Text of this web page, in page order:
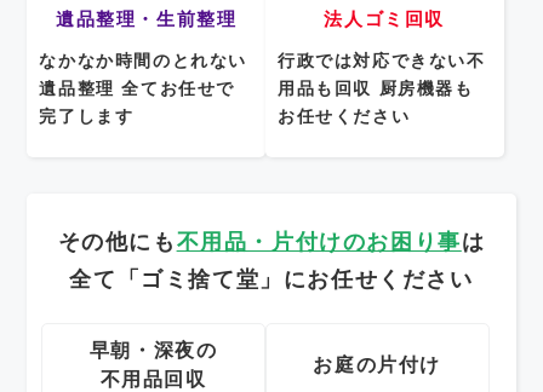
遺品整理・生前整理
なかなか時間のとれない
遺品整理 全てお任せで
完了します
法人ゴミ回収
行政では対応できない不
用品も回収 厨房機器も
お任せください
その他にも 不用品・片付けのお困り事は
全て「ゴミ捨て堂」にお任せください
早朝・深夜の
不用品回収
お庭の片付け